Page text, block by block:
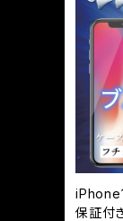
保証付